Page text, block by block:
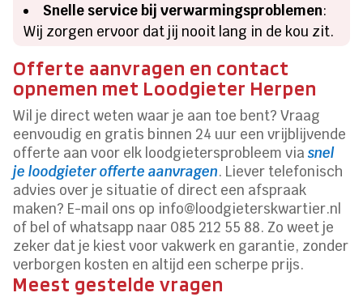
Snelle service bij verwarmingsproblemen:
Wij zorgen ervoor dat jij nooit lang in de kou zit.
Offerte aanvragen en contact
opnemen met Loodgieter Herpen
Wil je direct weten waar je aan toe bent? Vraag
eenvoudig en gratis binnen 24 uur een vrijblijvende
offerte aan voor elk loodgietersprobleem viasnel
je loodgieter offerte aanvragen. Liever telefonisch
advies over je situatie of direct een afspraak
maken? E-mail ons op info@loodgieterskwartier.nl
of bel of whatsapp naar 085 212 55 88. Zo weet je
zeker dat je kiest voor vakwerk en garantie, zonder
verborgen kosten en altijd een scherpe prijs.
Meest gestelde vragen